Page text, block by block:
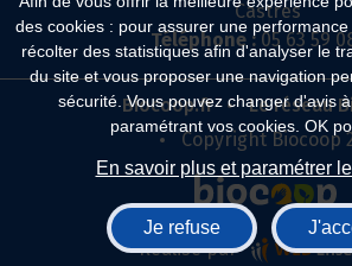
des cookies : pour assurer une
récolter des statistiques afin d'analyser le
du site et vous proposer une navigation
sécurité. Vous pouvez changer d'avis
paramétrant vos cookies. OK
En savoir plus et paramétrer
Je refuse
Castres
Téléphone :05 63 59
Biocoop.fr
Le réseau
Copyright Biocoop
Réalisé par